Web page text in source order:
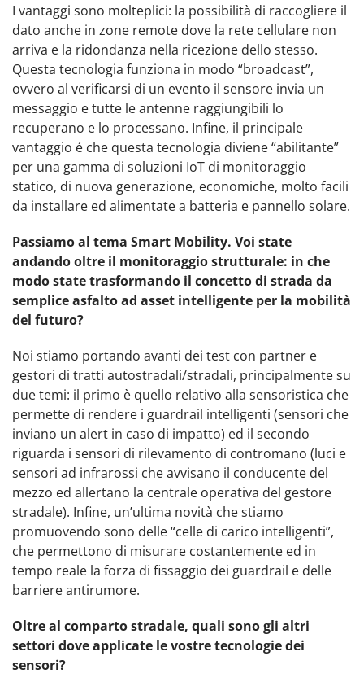
I vantaggi sono molteplici: la possibilità di raccogliere il
dato anche in zone remote dove la rete cellulare non
arriva e la ridondanza nella ricezione dello stesso.
Questa tecnologia funziona in modo “broadcast”,
ovvero al verificarsi di un evento il sensore invia un
messaggio e tutte le antenne raggiungibili lo
recuperano e lo processano. Infine, il principale
vantaggio é che questa tecnologia diviene “abilitante”
per una gamma di soluzioni IoT di monitoraggio
statico, di nuova generazione, economiche, molto facili
da installare ed alimentate a batteria e pannello solare.
Passiamo al tema Smart Mobility. Voi state
andando oltre il monitoraggio strutturale: in che
modo state trasformando il concetto di strada da
semplice asfalto ad asset intelligente per la mobilità
del futuro?
Noi stiamo portando avanti dei test con partner e
gestori di tratti autostradali/stradali, principalmente su
due temi: il primo è quello relativo alla sensoristica che
permette di rendere i guardrail intelligenti (sensori che
inviano un alert in caso di impatto) ed il secondo
riguarda i sensori di rilevamento di contromano (luci e
sensori ad infrarossi che avvisano il conducente del
mezzo ed allertano la centrale operativa del gestore
stradale). Infine, un’ultima novità che stiamo
promuovendo sono delle “celle di carico intelligenti”,
che permettono di misurare costantemente ed in
tempo reale la forza di fissaggio dei guardrail e delle
barriere antirumore.
Oltre al comparto stradale, quali sono gli altri
settori dove applicate le vostre tecnologie dei
sensori?